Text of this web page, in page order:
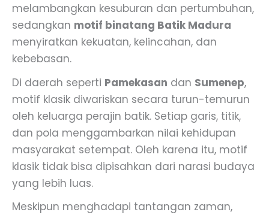
melambangkan kesuburan dan pertumbuhan,
sedangkan motif binatang Batik Madura
menyiratkan kekuatan, kelincahan, dan
kebebasan.
Di daerah seperti Pamekasan dan Sumenep,
motif klasik diwariskan secara turun-temurun
oleh keluarga perajin batik. Setiap garis, titik,
dan pola menggambarkan nilai kehidupan
masyarakat setempat. Oleh karena itu, motif
klasik tidak bisa dipisahkan dari narasi budaya
yang lebih luas.
Meskipun menghadapi tantangan zaman,